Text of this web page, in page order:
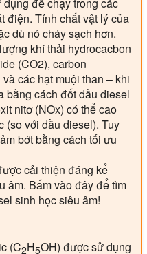
điện. Tính chất vật lý của
dù nó cháy sạch hơn.
khí thải hydrocacbon
(CO2), carbon
các hạt muội than – khi
bằng cách đốt dầu diesel
nitơ (NOx) có thể cao
(so với dầu diesel). Tuy
bớt bằng cách tối ưu
cải thiện đáng kể
âm. Bấm vào đây để tìm
sinh học siêu âm!
(C2H5OH) được sử dụng